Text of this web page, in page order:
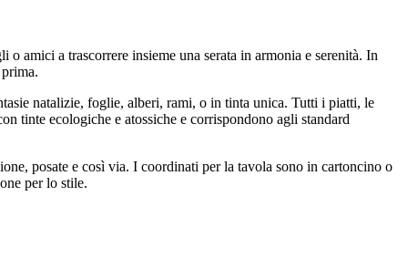
amici a trascorrere insieme una serata in armonia e serenità. In
natalizie, foglie, alberi, rami, o in tinta unica. Tutti i piatti, le
tinte ecologiche e atossiche e corrispondono agli standard
posate e così via. I coordinati per la tavola sono in cartoncino o
per lo stile.